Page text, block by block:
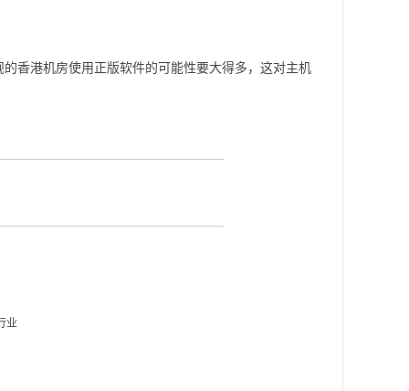
香港机房使用正版软件的可能性要大得多，这对主机
业